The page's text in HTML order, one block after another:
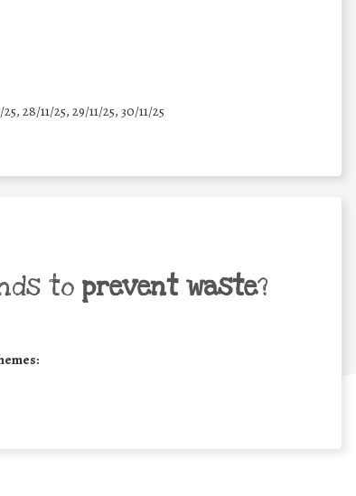
25, 28/11/25, 29/11/25, 30/11/25
to prevent waste?